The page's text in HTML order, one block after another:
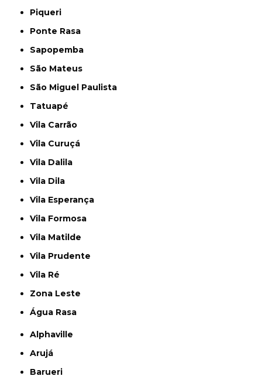
Piqueri
Ponte Rasa
Sapopemba
São Mateus
São Miguel Paulista
Tatuapé
Vila Carrão
Vila Curuçá
Vila Dalila
Vila Dila
Vila Esperança
Vila Formosa
Vila Matilde
Vila Prudente
Vila Ré
Zona Leste
Água Rasa
Alphaville
Arujá
Barueri